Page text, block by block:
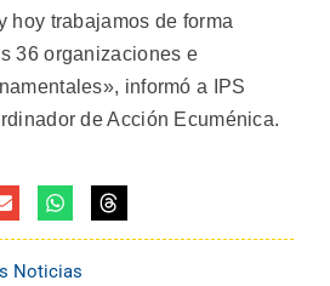
hoy trabajamos de forma
36 organizaciones e
informó a IPS
de Acción Ecuménica.
Noticias